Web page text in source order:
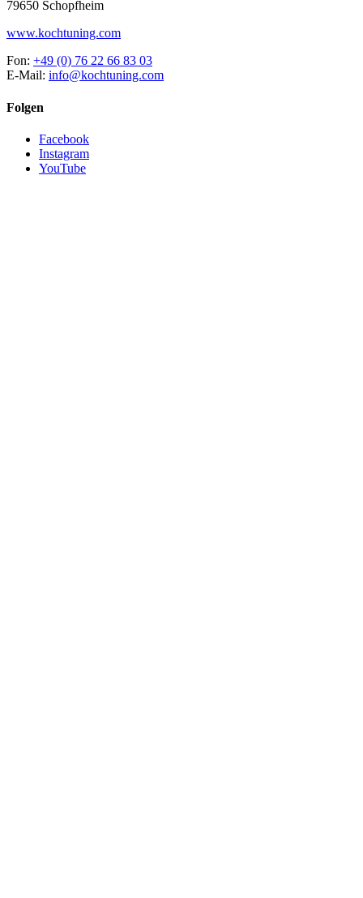
79650 Schopfheim
www.kochtuning.com
Fon: +49 (0) 76 22 66 83 03
E-Mail: info@kochtuning.com
Folgen
Facebook
Instagram
YouTube